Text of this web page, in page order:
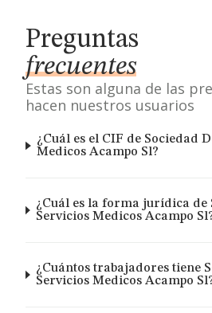
Preguntas
frecuentes
Estas son alguna de las
hacen nuestros usuarios
¿Cuál es el CIF de Sociedad
Medicos Acampo Sl?
¿Cuál es la forma jurídica de
Servicios Medicos Acampo
¿Cuántos trabajadores tiene
Servicios Medicos Acampo